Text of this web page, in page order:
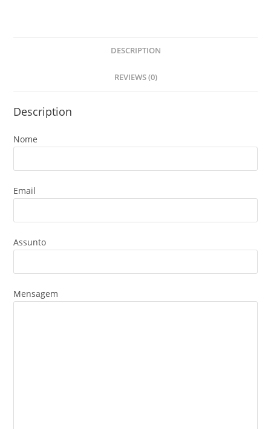
DESCRIPTION
REVIEWS (0)
Description
Nome
Email
Assunto
Mensagem